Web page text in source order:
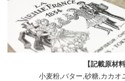
【記載原材
小麦粉,バター,砂糖,カカオ